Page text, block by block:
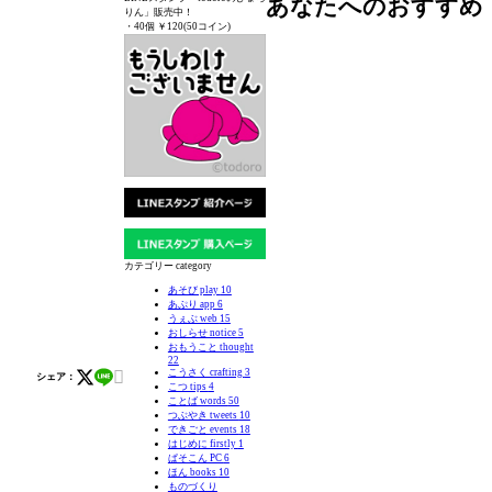
シェア：

りん」販売中！
・40個 ￥120(50コイン)
カテゴリー category
あそび play 10
あぷり app 6
うぇぶ web 15
おしらせ notice 5
おもうこと thought
22
こうさく crafting 3
こつ tips 4
ことば words 50
つぶやき tweets 10
できごと events 18
はじめに firstly 1
ぱそこん PC 6
ほん books 10
ものづくり
あなたへのおすすめ